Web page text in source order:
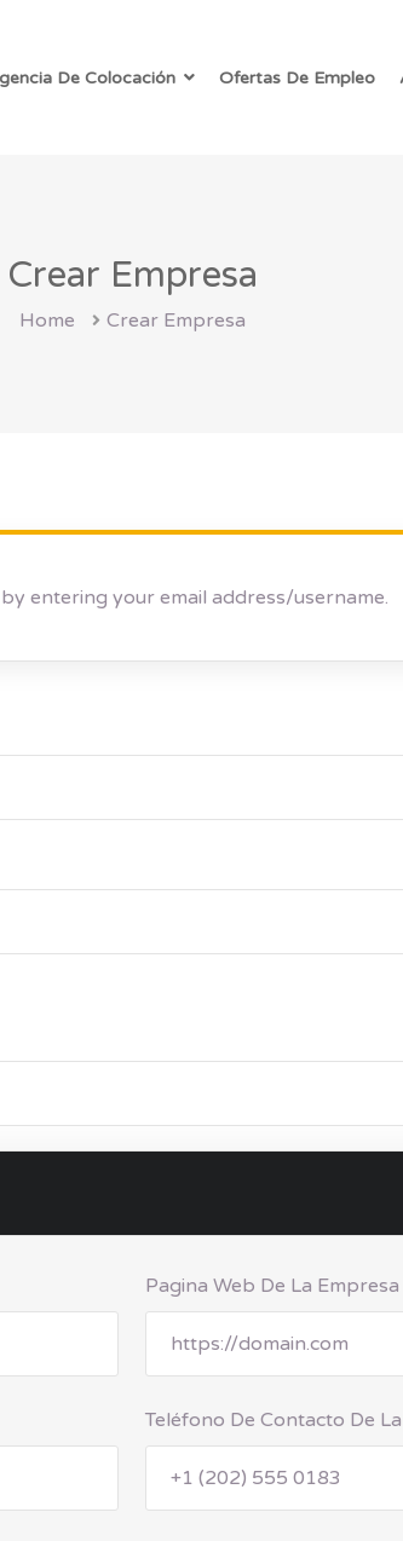
De Colocación Ofertas De Empleo
Crear Empresa
Home Crear Empresa
can create one below by entering your email address/username.
Pagina Web De La Empresa
Teléfono De Contacto De